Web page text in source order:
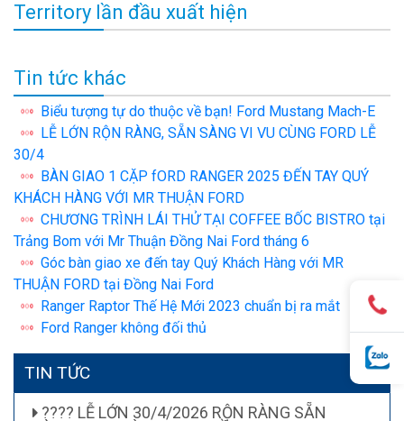
Territory lần đầu xuất hiện
Tin tức khác
Biểu tượng tự do thuộc về bạn! Ford Mustang Mach-E
LỄ LỚN RỘN RÀNG, SẴN SÀNG VI VU CÙNG FORD LỄ
30/4
BÀN GIAO 1 CẶP fORD RANGER 2025 ĐẾN TAY QUÝ
KHÁCH HÀNG VỚI MR THUẬN FORD
CHƯƠNG TRÌNH LÁI THỬ TẠI COFFEE BỐC BISTRO tại
Trảng Bom với Mr Thuận Đồng Nai Ford tháng 6
Góc bàn giao xe đến tay Quý Khách Hàng với MR
THUẬN FORD tại Đồng Nai Ford
Ranger Raptor Thế Hệ Mới 2023 chuẩn bị ra mắt
Ford Ranger không đối thủ
TIN TỨC
???? LỄ LỚN 30/4/2026 RỘN RÀNG SẴN